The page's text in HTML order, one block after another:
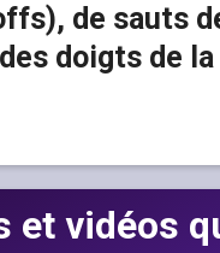
de sauts
des doigts de
et vidéos